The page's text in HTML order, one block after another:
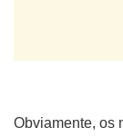
Obviamente, os